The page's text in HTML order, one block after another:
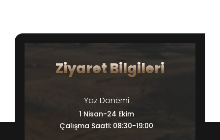
Ziyaret Bilgileri
Yaz Dönemi
1 Nisan-24 Ekim
Çalışma Saati: 08:30-19:00